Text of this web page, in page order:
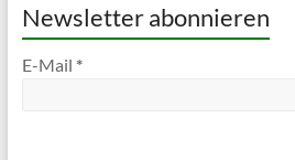
Newsletter abonnieren
E-Mail *